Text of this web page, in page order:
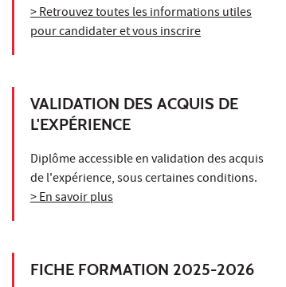
> Retrouvez toutes les informations utiles
pour candidater et vous inscrire
VALIDATION DES ACQUIS DE
L'EXPÉRIENCE
Diplôme accessible en validation des acquis
de l'expérience, sous certaines conditions.
> En savoir plus
FICHE FORMATION 2025-2026